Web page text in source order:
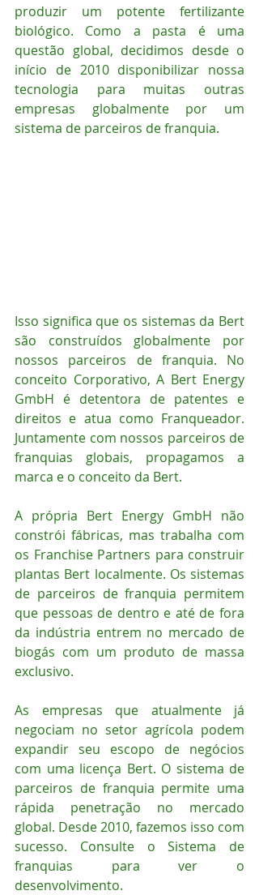
produzir um potente fertilizante
biológico. Como a pasta é uma
questão global, decidimos desde o
início de 2010 disponibilizar nossa
tecnologia para muitas outras
empresas globalmente por um
sistema de parceiros de franquia.
Isso significa que os sistemas da Bert
são construídos globalmente por
nossos parceiros de franquia. No
conceito Corporativo, A Bert Energy
GmbH é detentora de patentes e
direitos e atua como Franqueador.
Juntamente com nossos parceiros de
franquias globais, propagamos a
marca e o conceito da Bert.
A própria Bert Energy GmbH não
constrói fábricas, mas trabalha com
os Franchise Partners para construir
plantas Bert localmente. Os sistemas
de parceiros de franquia permitem
que pessoas de dentro e até de fora
da indústria entrem no mercado de
biogás com um produto de massa
exclusivo.
As empresas que atualmente já
negociam no setor agrícola podem
expandir seu escopo de negócios
com uma licença Bert. O sistema de
parceiros de franquia permite uma
rápida penetração no mercado
global. Desde 2010, fazemos isso com
sucesso. Consulte o Sistema de
franquias para ver o
desenvolvimento.